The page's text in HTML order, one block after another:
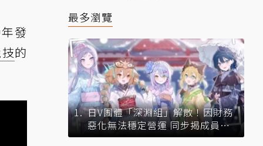
發
的
最多瀏覽
日V團體「深淵組」解散！因財務
惡化無法穩定營運 同步揭成員未
來去向